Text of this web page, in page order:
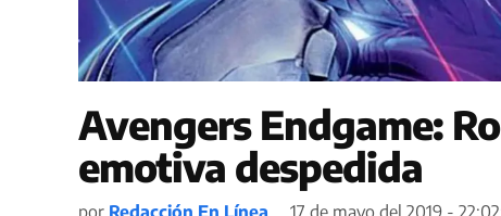
Avengers Endgame:
emotiva despedida
por Redacción En Línea 17 de mayo del 2019 -